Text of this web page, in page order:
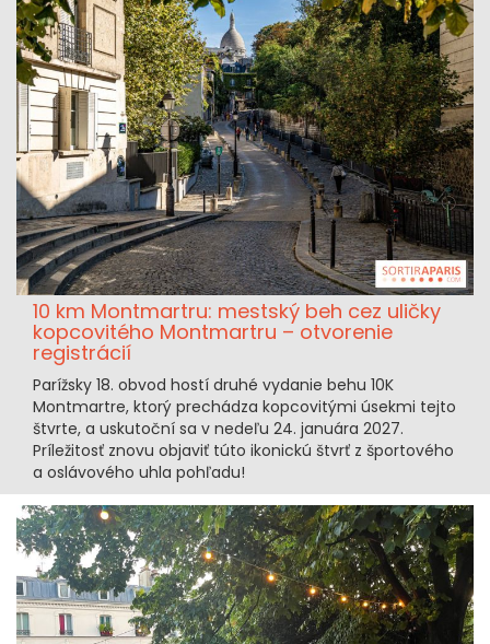
10 km Montmartru: mestský beh cez uličky
kopcovitého Montmartru – otvorenie
registrácií
Parížsky 18. obvod hostí druhé vydanie behu 10K
Montmartre, ktorý prechádza kopcovitými úsekmi tejto
štvrte, a uskutoční sa v nedeľu 24. januára 2027.
Príležitosť znovu objaviť túto ikonickú štvrť z športového
a oslávového uhla pohľadu!